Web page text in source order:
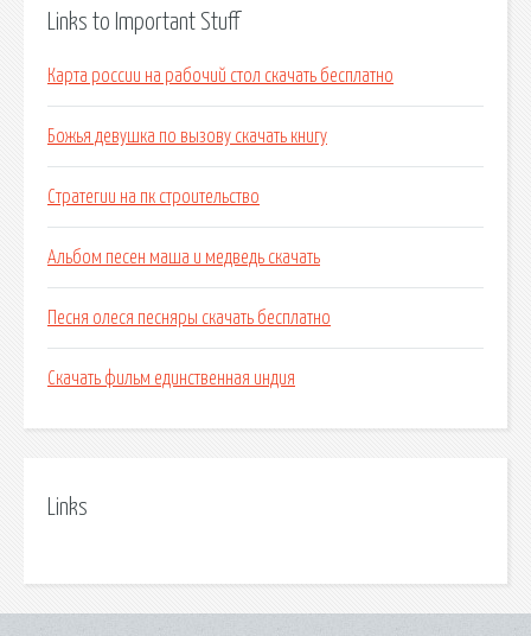
Links to Important Stuff
Карта россии на рабочий стол скачать бесплатно
Божья девушка по вызову скачать книгу
Стратегии на пк строительство
Альбом песен маша и медведь скачать
Песня олеся песняры скачать бесплатно
Скачать фильм единственная индия
Links